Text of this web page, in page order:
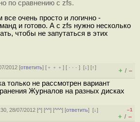
по сравнению с zfs.
все очень просто и логично -
и готово. А с zfs нужно несколько
чтобы не запутаться в этих
2012 [ответить] [ ﹢﹢﹢] [ · · ·][↓] [↑]
+ / –
только не рассмотрен вариант
Журналов на разных дисках
28/07/2012 [^] [^^] [^^^] [ответить][↓]
–1
+ / –